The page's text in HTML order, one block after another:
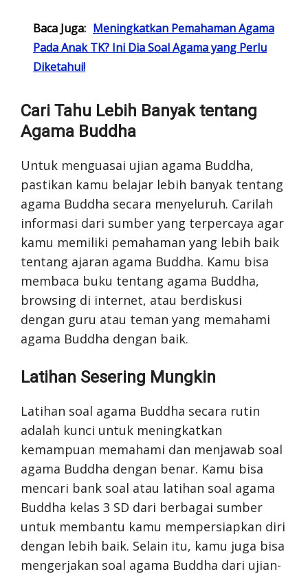
Baca Juga: Meningkatkan Pemahaman Agama
Pada Anak TK? Ini Dia Soal Agama yang Perlu
Diketahui!
Cari Tahu Lebih Banyak tentang
Agama Buddha
Untuk menguasai ujian agama Buddha,
pastikan kamu belajar lebih banyak tentang
agama Buddha secara menyeluruh. Carilah
informasi dari sumber yang terpercaya agar
kamu memiliki pemahaman yang lebih baik
tentang ajaran agama Buddha. Kamu bisa
membaca buku tentang agama Buddha,
browsing di internet, atau berdiskusi
dengan guru atau teman yang memahami
agama Buddha dengan baik.
Latihan Sesering Mungkin
Latihan soal agama Buddha secara rutin
adalah kunci untuk meningkatkan
kemampuan memahami dan menjawab soal
agama Buddha dengan benar. Kamu bisa
mencari bank soal atau latihan soal agama
Buddha kelas 3 SD dari berbagai sumber
untuk membantu kamu mempersiapkan diri
dengan lebih baik. Selain itu, kamu juga bisa
mengerjakan soal agama Buddha dari ujian-